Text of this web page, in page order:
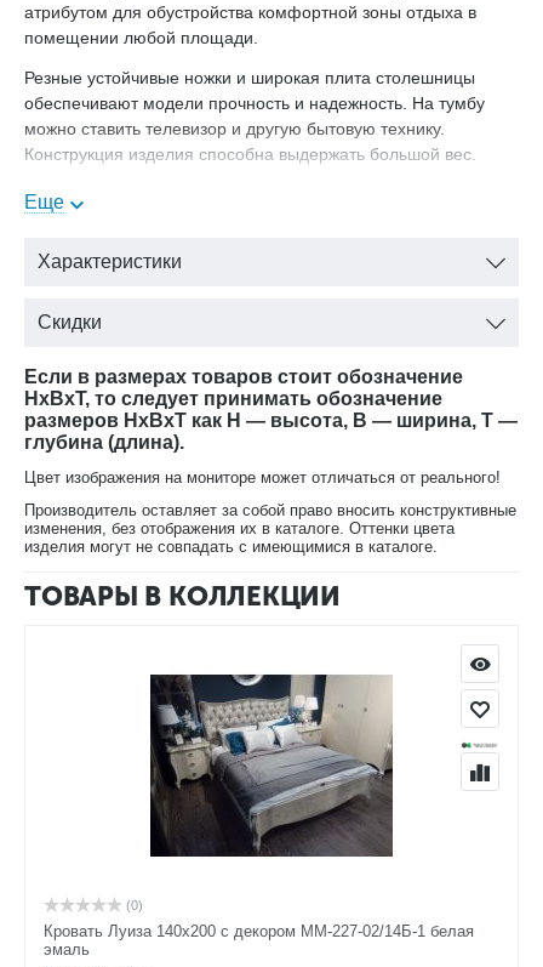
атрибутом для обустройства комфортной зоны отдыха в
помещении любой площади.
Резные устойчивые ножки и широкая плита столешницы
обеспечивают модели прочность и надежность. На тумбу
можно ставить телевизор и другую бытовую технику.
Конструкция изделия способна выдержать большой вес.
Цвет: белая эмаль с серебристой патиной
телевизор Луиза ММ-257-05 с доставкой на дом.
Еще
Характеристики
Скидки
Если в размерах товаров стоит обозначение
HxBxT, то следует принимать обозначение
размеров HxBxT как H — высота, B — ширина, T —
глубина (длина).
Цвет изображения на мониторе может отличаться от реального!
Производитель оставляет за собой право вносить конструктивные
изменения, без отображения их в каталоге. Оттенки цвета
изделия могут не совпадать с имеющимися в каталоге.
ТОВАРЫ В КОЛЛЕКЦИИ
(0)
Кровать Луиза 140х200 с декором ММ-227-02/14Б-1 белая
эмаль